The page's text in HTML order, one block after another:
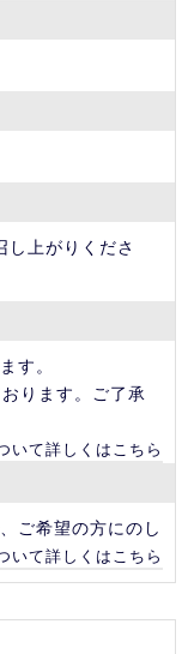
し上がりくださ
す。
ります。ご了承
いて詳しくはこちら
ご希望の方にのし
いて詳しくはこちら